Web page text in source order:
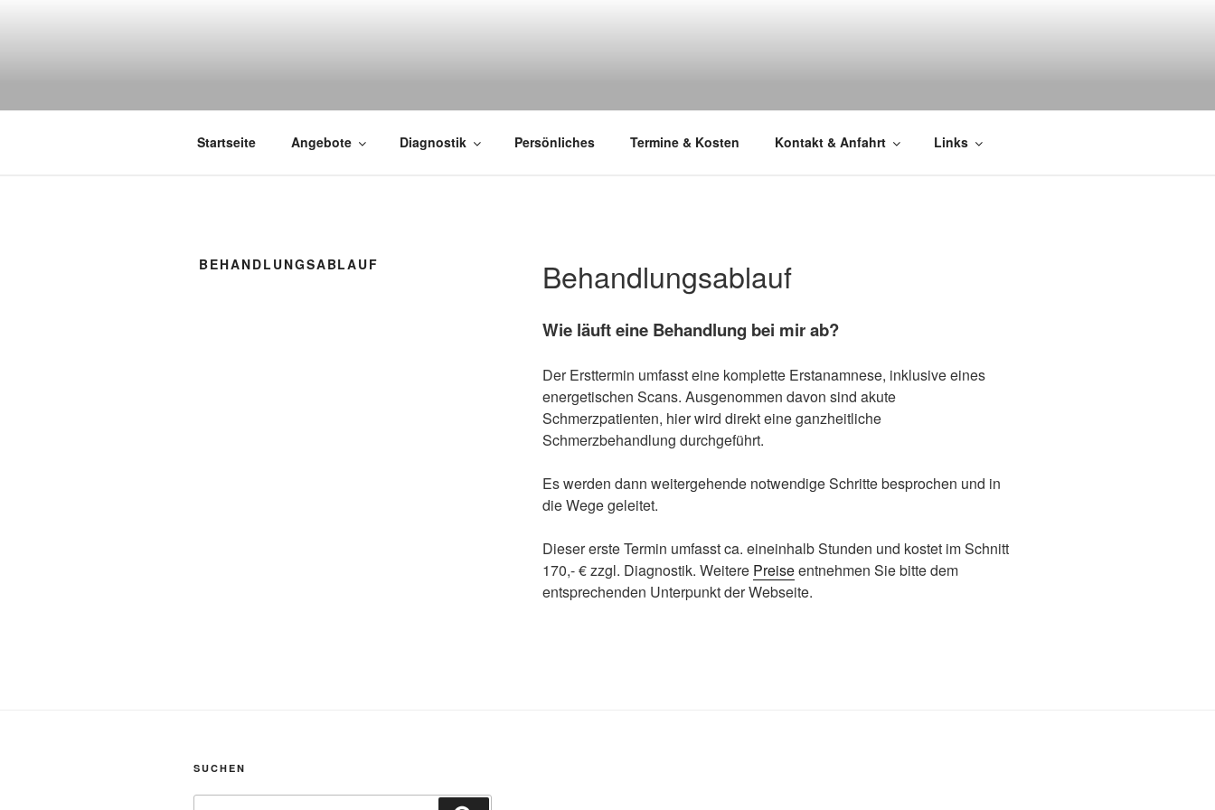
Startseite Angebote Diagnostik Persönliches Termine & Kosten Kontakt & Anfahrt Links
BEHANDLUNGSABLAUF Behandlungsablauf
Wie läuft eine Behandlung bei mir ab?
Der Ersttermin umfasst eine komplette Erstanamnese, inklusive eines
energetischen Scans. Ausgenommen davon sind akute
Schmerzpatienten, hier wird direkt eine ganzheitliche
Schmerzbehandlung durchgeführt.
Es werden dann weitergehende notwendige Schritte besprochen und in
die Wege geleitet.
Dieser erste Termin umfasst ca. eineinhalb Stunden und kostet im Schnitt
170,- € zzgl. Diagnostik. Weitere Preiseentnehmen Sie bitte dem
entsprechenden Unterpunkt der Webseite.
SUCHEN